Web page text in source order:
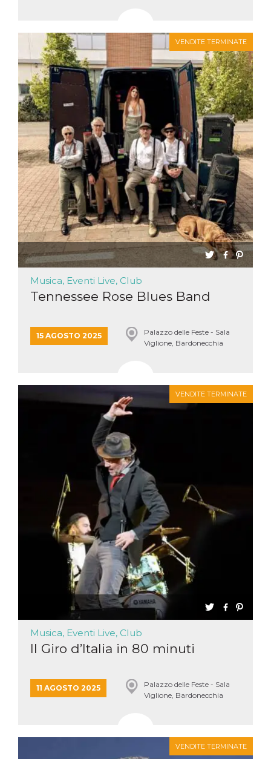
VENDITE TERMINATE
Musica, Eventi Live, Club
Tennessee Rose Blues Band
15 AGOSTO 2025
Palazzo delle Feste - Sala
Viglione, Bardonecchia
VENDITE TERMINATE
Musica, Eventi Live, Club
Il Giro d’Italia in 80 minuti
11 AGOSTO 2025
Palazzo delle Feste - Sala
Viglione, Bardonecchia
VENDITE TERMINATE